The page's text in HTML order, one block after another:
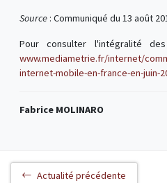
Source: Communiqué du 13 août
Pour consulter l'intégralité
www.mediametrie.fr/internet/
internet-mobile-en-france-en-juin-
Fabrice MOLINARO
Actualité précédente